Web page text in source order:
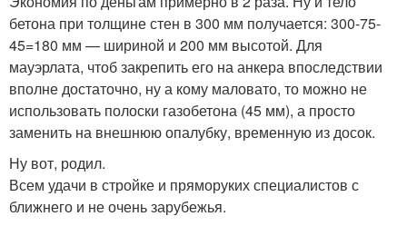
бетона при толщине стен в 300 мм получается: 300-75-
45=180 мм — шириной и 200 мм высотой. Для
мауэрлата, чтоб закрепить его на анкера впоследствии
вполне достаточно, ну а кому маловато, то можно не
использовать полоски газобетона (45 мм), а просто
заменить на внешнюю опалубку, временную из досок.
Ну вот, родил.
Всем удачи в стройке и пряморуких специалистов с
ближнего и не очень зарубежья.